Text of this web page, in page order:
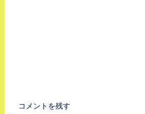
コメントを残す